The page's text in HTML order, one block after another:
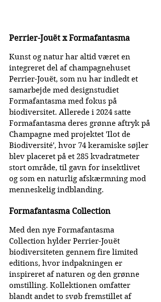
Perrier-Jouët x Formafantasma
Kunst og natur har altid været en
integreret del af champagnehuset
Perrier-Jouët, som nu har indledt et
samarbejde med designstudiet
Formafantasma med fokus på
biodiversitet. Allerede i 2024 satte
Formafantasma deres grønne aftryk på
Champagne med projektet 'Ilot de
Biodiversité', hvor 74 keramiske søjler
blev placeret på et 285 kvadratmeter
stort område, til gavn for insektlivet
og som en naturlig afskærmning mod
menneskelig indblanding.
Formafantasma Collection
Med den nye Formafantasma
Collection hylder Perrier-Jouët
biodiversiteten gennem fire limited
editions, hvor indpakningen er
inspireret af naturen og den grønne
omstilling. Kollektionen omfatter
blandt andet to svøb fremstillet af